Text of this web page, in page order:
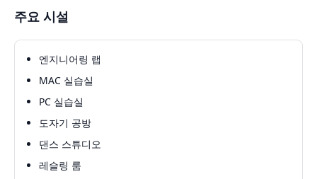
주요 시설
엔지니어링 랩
MAC 실습실
PC 실습실
도자기 공방
댄스 스튜디오
레슬링 룸